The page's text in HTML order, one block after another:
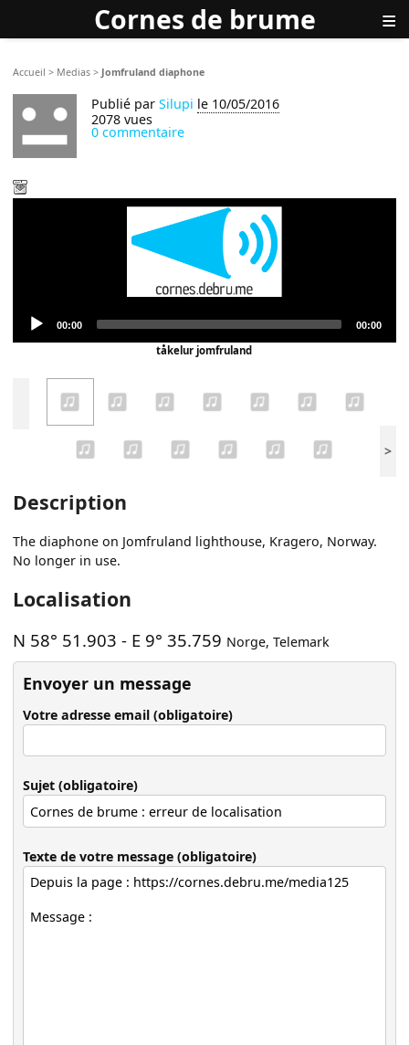
Cornes de brume ≡
Accueil > Medias > Jomfruland diaphone
Publié parSilupi le 10/05/2016
2078 vues
0 commentaire
Player
Current
00:00
Total
00:00
tåkelur jomfruland
>
Description
The diaphone on Jomfruland lighthouse, Kragero, Norway.
No longer in use.
Localisation
N 58° 51.903 - E 9° 35.759 Norge,Telemark
Envoyer un message
Votre adresse email (obligatoire)
Sujet (obligatoire)
Texte de votre message (obligatoire)